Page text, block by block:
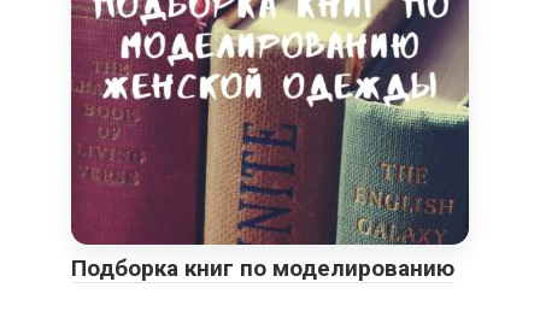
Подборка книг по моделированию